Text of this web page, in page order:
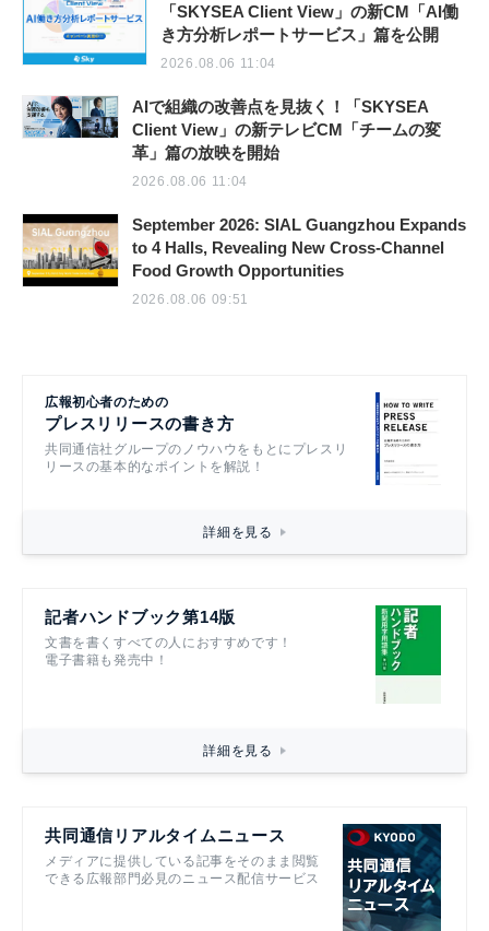
「SKYSEA Client View」の新CM「AI働
き方分析レポートサービス」篇を公開
2026.08.06 11:04
AIで組織の改善点を見抜く！「SKYSEA
Client View」の新テレビCM「チームの変
革」篇の放映を開始
2026.08.06 11:04
September 2026: SIAL Guangzhou Expands
to 4 Halls, Revealing New Cross-Channel
Food Growth Opportunities
2026.08.06 09:51
広報初心者のための
プレスリリースの書き方
共同通信社グループのノウハウをもとにプレスリ
リースの基本的なポイントを解説！
詳細を見る
記者ハンドブック第14版
文書を書くすべての人におすすめです！
電子書籍も発売中！
詳細を見る
共同通信リアルタイムニュース
メディアに提供している記事をそのまま閲覧
できる広報部門必見のニュース配信サービス